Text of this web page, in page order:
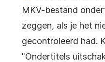
MKV-bestand
zeggen, als je het
gecontroleerd had.
"Ondertitels